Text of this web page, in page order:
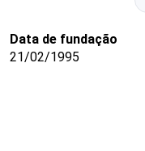
Data de fundação
21/02/1995